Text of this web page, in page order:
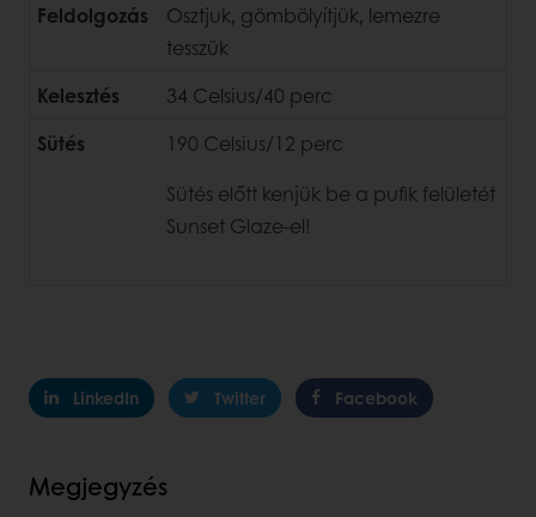
Feldolgozás
Osztjuk, gömbölyítjük, lemezre
tesszük
Kelesztés
34 Celsius/40 perc
Sütés
190 Celsius/12 perc
Sütés előtt kenjük be a pufik felületét
Sunset Glaze-el!
LinkedIn Twitter Facebook
Megjegyzés